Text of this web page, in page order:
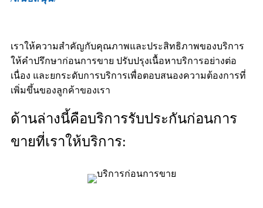
เราให้ความสำคัญกับคุณภาพและประสิทธิภาพของบริการ
ให้คำปรึกษาก่อนการขาย ปรับปรุงเนื้อหาบริการอย่างต่อ
เนื่อง และยกระดับการบริการเพื่อตอบสนองความต้องการที่
เพิ่มขึ้นของลูกค้าของเรา
ด้านล่างนี้คือบริการรับประกันก่อนการ
ขายที่เราให้บริการ: